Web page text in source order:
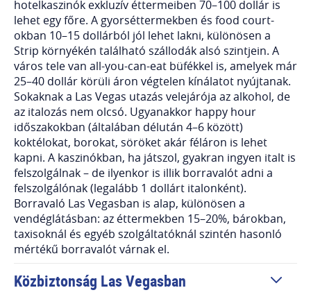
hotelkaszinók exkluzív éttermeiben 70–100 dollár is
lehet egy főre. A gyorséttermekben és food court-
okban 10–15 dollárból jól lehet lakni, különösen a
Strip környékén található szállodák alsó szintjein. A
város tele van all-you-can-eat büfékkel is, amelyek már
25–40 dollár körüli áron végtelen kínálatot nyújtanak.
Sokaknak a Las Vegas utazás velejárója az alkohol, de
az italozás nem olcsó. Ugyanakkor happy hour
időszakokban (általában délután 4–6 között)
koktélokat, borokat, söröket akár féláron is lehet
kapni. A kaszinókban, ha játszol, gyakran ingyen italt is
felszolgálnak – de ilyenkor is illik borravalót adni a
felszolgálónak (legalább 1 dollárt italonként).
Borravaló Las Vegasban is alap, különösen a
vendéglátásban: az éttermekben 15–20%, bárokban,
taxisoknál és egyéb szolgáltatóknál szintén hasonló
mértékű borravalót várnak el.
Közbiztonság Las Vegasban